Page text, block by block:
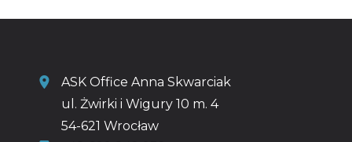
ASK Office Anna Skwarciak
ul. Żwirki i Wigury 10 m. 4
54-621 Wrocław